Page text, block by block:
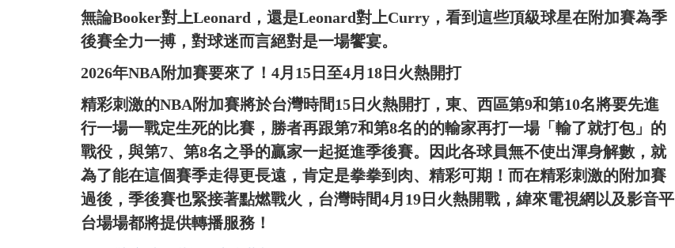
無論Booker對上Leonard，還是Leonard對上Curry，看到這些頂級球星在附加賽為季
後賽全力一搏，對球迷而言絕對是一場饗宴。
2026年NBA附加賽要來了！4月15日至4月18日火熱開打
精彩刺激的NBA附加賽將於台灣時間15日火熱開打，東、西區第9和第10名將要先進
行一場一戰定生死的比賽，勝者再跟第7和第8名的的輸家再打一場「輸了就打包」的
戰役，與第7、第8名之爭的贏家一起挺進季後賽。因此各球員無不使出渾身解數，就
為了能在這個賽季走得更長遠，肯定是拳拳到肉、精彩可期！而在精彩刺激的附加賽
過後，季後賽也緊接著點燃戰火，台灣時間4月19日火熱開戰，緯來電視網以及影音平
台場場都將提供轉播服務！